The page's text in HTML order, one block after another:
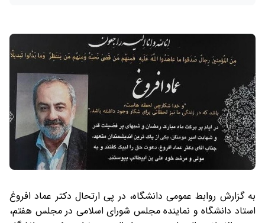
به گزارش روابط عمومی دانشگاه، در پی ارتحال دکتر عماد افروغ
استاد دانشگاه و نماینده مجلس شورای اسلامی در مجلس هفتم،